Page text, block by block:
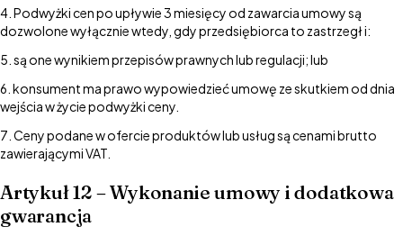
Podwyżki cen po upływie 3 miesięcy od zawarcia umowy są
dozwolone wyłącznie wtedy, gdy przedsiębiorca to zastrzegł i:
są one wynikiem przepisów prawnych lub regulacji; lub
konsument ma prawo wypowiedzieć umowę ze skutkiem od dnia
wejścia w życie podwyżki ceny.
Ceny podane w ofercie produktów lub usług są cenami brutto
zawierającymi VAT.
Artykuł 12 – Wykonanie umowy i dodatkowa
gwarancja